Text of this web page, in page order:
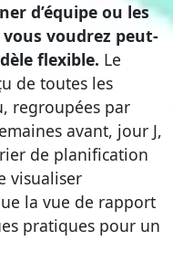
d’équipe ou les
voudrez peut-
flexible. Le
de toutes les
regroupées par
avant, jour J,
de planification
visualiser
la vue de rapport
pratiques pour un